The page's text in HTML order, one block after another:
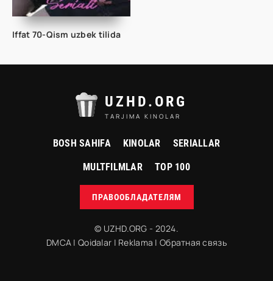
Iffat 70-Qism uzbek tilida
UZHD.ORG
TARJIMA KINOLAR
BOSH SAHIFA KINOLAR SERIALLAR
MULTFILMLAR TOP 100
ПРАВООБЛАДАТЕЛЯМ
© UZHD.ORG - 2024.
DMCA |Qoidalar | Reklama | Обратная связь